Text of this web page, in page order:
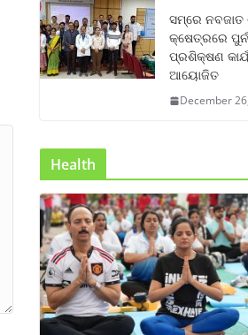
ସମ୍‌ରେ
କ୍ଷେତ୍ରରେ
ପ୍ରଶିକ୍ଷଣ
ଆୟୋଜିତ
December
Health